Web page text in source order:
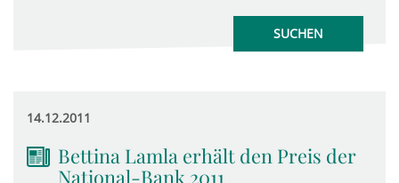
14.12.2011
Bettina Lamla erhält den Preis der
National-Bank 2011